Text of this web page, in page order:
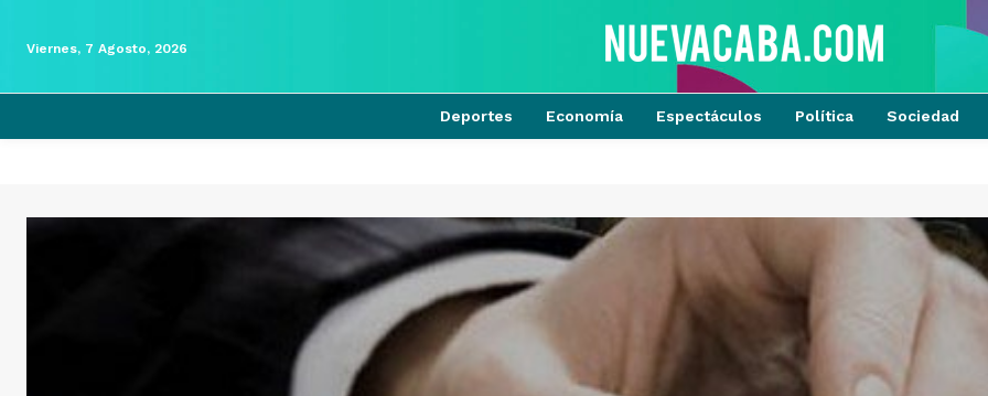
Viernes, 7 Agosto, 2026
Deportes Economía Espectáculos Política Sociedad